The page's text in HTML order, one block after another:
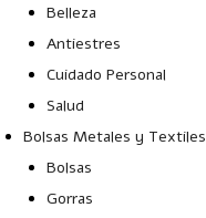
Belleza
Antiestres
Cuidado Personal
Salud
Bolsas Metales y Textiles
Bolsas
Gorras